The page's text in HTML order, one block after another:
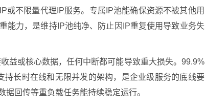
或不限量代理IP服务。专属IP池能确保资源不被其他用
能力，是维持IP池纯净、防止因IP重复使用导致业务失
益或核心数据，任何中断都可能导致重大损失。99.9%
长时在线和无限并发的架构，是企业级服务的底线要
回传等重负载任务能持续稳定运行。